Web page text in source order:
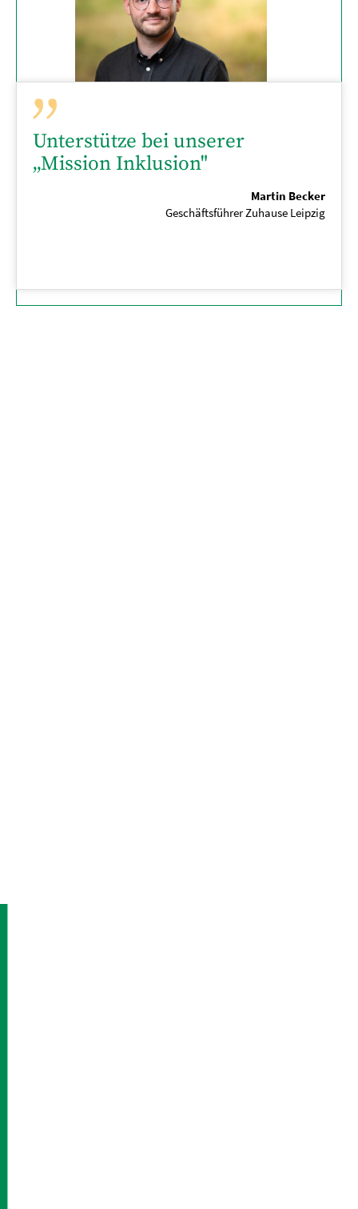
Unterstütze bei unserer
„Mission Inklusion"
Martin Becker
Geschäftsführer Zuhause Leipzig